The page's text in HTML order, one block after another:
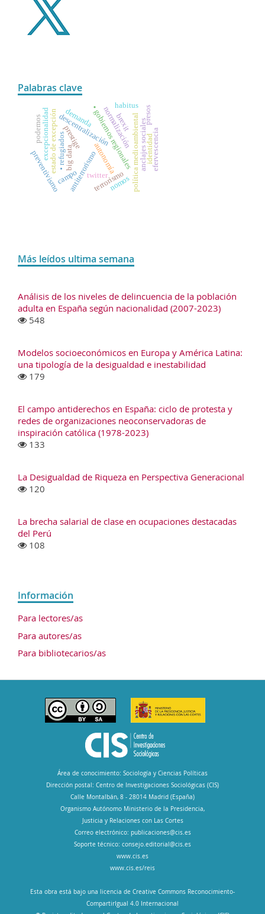
Palabras clave
autonomía
descentralización• gobiernos regionalespolítica medioambiental
prestige
antiterrorismo
estado de excepción
excepcionalidad
normalización
preventivismo
terrorismo
anclajes sociales
brexit
identidad
big data
• refugiados
twitter
demanda
podemos efervescencia
presos
campo
habitus
nomos
Más leídos ultima semana
Análisis de los niveles de delincuencia de la población
adulta en España según nacionalidad (2007-2023)
548
Modelos socioeconómicos en Europa y América Latina:
una tipología de la desigualdad e inestabilidad
179
El campo antiderechos en España: ciclo de protesta y
redes de organizaciones neoconservadoras de
inspiración católica (1978-2023)
133
La Desigualdad de Riqueza en Perspectiva Generacional
120
La brecha salarial de clase en ocupaciones destacadas
del Perú
108
Información
Para lectores/as
Para autores/as
Para bibliotecarios/as
Área de conocimiento: Sociología y Ciencias Políticas
Dirección postal: Centro de Investigaciones Sociológicas (CIS)
Calle Montalbán, 8 - 28014 Madrid (España)
Organismo Autónomo Ministerio de la Presidencia,
Justicia y Relaciones con Las Cortes
Correo electrónico: publicaciones@cis.es
Soporte técnico: consejo.editorial@cis.es
www.cis.es
www.cis.es/reis
Esta obra está bajo una licencia de Creative Commons Reconocimiento-
CompartirIgual 4.0 Internacional